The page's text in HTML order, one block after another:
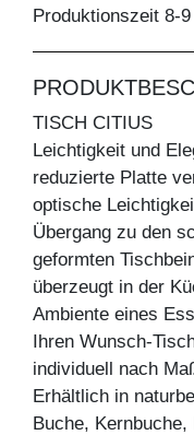
Produktionszeit 8-
TISCH CITIUS
Leichtigkeit und
reduzierte Platte
optische
Übergang zu den
geformten
überzeugt in der
Ambiente eines
Ihren Wunsch-
individuell nach
Erhältlich in
Buche,